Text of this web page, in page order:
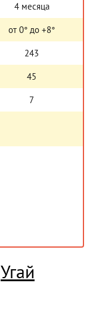
4 месяца
от 0° до +8°
243
45
7
Угай